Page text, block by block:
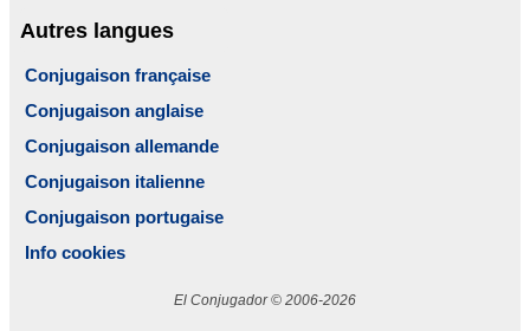
Autres langues
Conjugaison française
Conjugaison anglaise
Conjugaison allemande
Conjugaison italienne
Conjugaison portugaise
Info cookies
El Conjugador © 2006-2026